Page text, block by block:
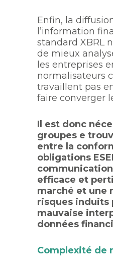
Enfin, la
l’information
standard XBRL
de mieux
les entreprises
normalisateurs
travaillent pas
faire converger
Il est donc
groupes e
entre la
obligations
efficace et
marché et une
risques induits
mauvaise
données
Complexité de